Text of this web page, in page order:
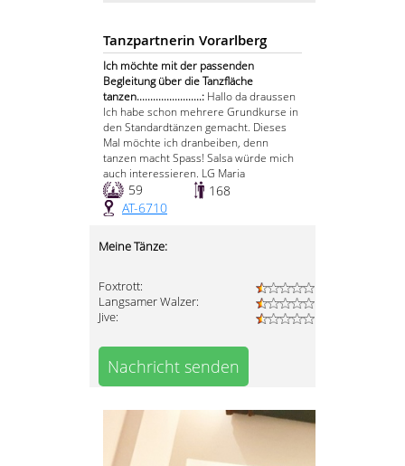
Tanzpartnerin Vorarlberg
Ich möchte mit der passenden
Begleitung über die Tanzfläche
tanzen........................: Hallo da draussen
Ich habe schon mehrere Grundkurse in
den Standardtänzen gemacht. Dieses
Mal möchte ich dranbeiben, denn
tanzen macht Spass! Salsa würde mich
auch interessieren. LG Maria
59
168
AT-6710
Meine Tänze:
Foxtrott:
Langsamer Walzer:
Jive:
Nachricht senden